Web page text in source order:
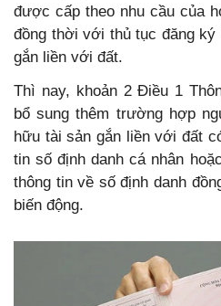
được cấp theo nhu cầu của
đồng thời với thủ tục đăng ký
gắn liền với đất.
Thì nay, khoản 2 Điều 1
bổ sung thêm trường hợp
hữu tài sản gắn liền với đất
tin số định danh cá nhân
thông tin về số định danh
biến động.